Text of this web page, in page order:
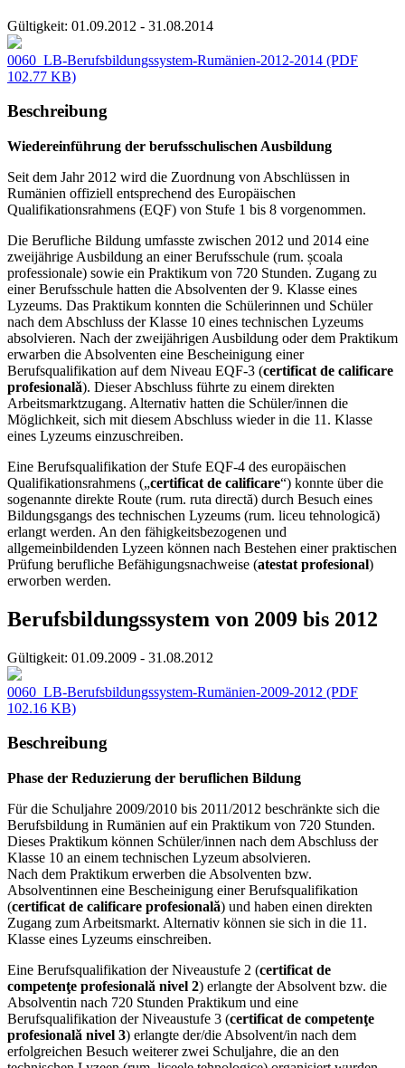
Gültigkeit: 01.09.2012 - 31.08.2014
0060_LB-Berufsbildungssystem-Rumänien-2012-2014 (PDF
102.77 KB)
Beschreibung
Wiedereinführung der berufsschulischen Ausbildung
Seit dem Jahr 2012 wird die Zuordnung von Abschlüssen in
Rumänien offiziell entsprechend des Europäischen
Qualifikationsrahmens (EQF) von Stufe 1 bis 8 vorgenommen.
Die Berufliche Bildung umfasste zwischen 2012 und 2014 eine
zweijährige Ausbildung an einer Berufsschule (rum. școala
professionale) sowie ein Praktikum von 720 Stunden. Zugang zu
einer Berufsschule hatten die Absolventen der 9. Klasse eines
Lyzeums. Das Praktikum konnten die Schülerinnen und Schüler
nach dem Abschluss der Klasse 10 eines technischen Lyzeums
absolvieren. Nach der zweijährigen Ausbildung oder dem Praktikum
erwarben die Absolventen eine Bescheinigung einer
Berufsqualifikation auf dem Niveau EQF-3 (certificat de calificare
profesională). Dieser Abschluss führte zu einem direkten
Arbeitsmarktzugang. Alternativ hatten die Schüler/innen die
Möglichkeit, sich mit diesem Abschluss wieder in die 11. Klasse
eines Lyzeums einzuschreiben.
Eine Berufsqualifikation der Stufe EQF-4 des europäischen
Qualifikationsrahmens („certificat de calificare“) konnte über die
sogenannte direkte Route (rum. ruta directă) durch Besuch eines
Bildungsgangs des technischen Lyzeums (rum. liceu tehnologică)
erlangt werden. An den fähigkeitsbezogenen und
allgemeinbildenden Lyzeen können nach Bestehen einer praktischen
Prüfung berufliche Befähigungsnachweise (atestat profesional)
erworben werden.
Berufsbildungssystem von 2009 bis 2012
Gültigkeit: 01.09.2009 - 31.08.2012
0060_LB-Berufsbildungssystem-Rumänien-2009-2012 (PDF
102.16 KB)
Beschreibung
Phase der Reduzierung der beruflichen Bildung
Für die Schuljahre 2009/2010 bis 2011/2012 beschränkte sich die
Berufsbildung in Rumänien auf ein Praktikum von 720 Stunden.
Dieses Praktikum können Schüler/innen nach dem Abschluss der
Klasse 10 an einem technischen Lyzeum absolvieren.
Nach dem Praktikum erwerben die Absolventen bzw.
Absolventinnen eine Bescheinigung einer Berufsqualifikation
(certificat de calificare profesională) und haben einen direkten
Zugang zum Arbeitsmarkt. Alternativ können sie sich in die 11.
Klasse eines Lyzeums einschreiben.
Eine Berufsqualifikation der Niveaustufe 2 (certificat de
competenţe profesională nivel 2) erlangte der Absolvent bzw. die
Absolventin nach 720 Stunden Praktikum und eine
Berufsqualifikation der Niveaustufe 3 (certificat de competenţe
profesională nivel 3) erlangte der/die Absolvent/in nach dem
erfolgreichen Besuch weiterer zwei Schuljahre, die an den